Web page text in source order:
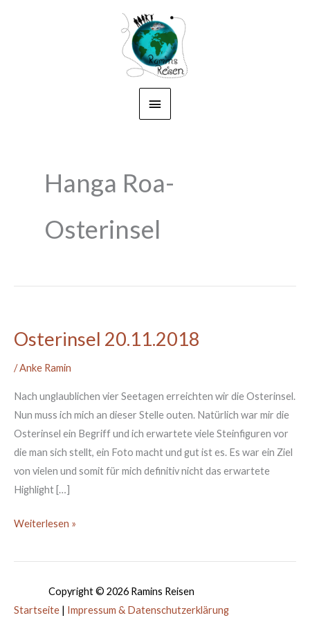
Hauptmenü
Hanga Roa-
Osterinsel
Osterinsel 20.11.2018
/Anke Ramin
Nach unglaublichen vier Seetagen erreichten wir die Osterinsel.
Nun muss ich mich an dieser Stelle outen. Natürlich war mir die
Osterinsel ein Begriff und ich erwartete viele Steinfiguren vor
die man sich stellt, ein Foto macht und gut ist es. Es war ein Ziel
von vielen und somit für mich definitiv nicht das erwartete
Highlight […]
Osterinsel
Weiterlesen »
Copyright © 2026 Ramins Reisen
Startseite | Impressum & Datenschutzerklärung